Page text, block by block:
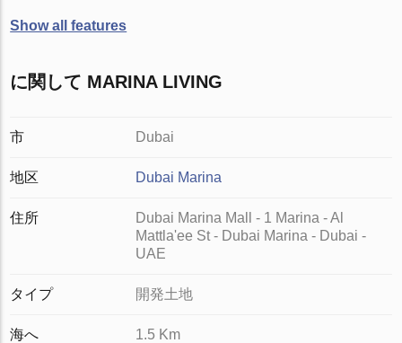
Show all features
に関して MARINA LIVING
市 Dubai
地区 Dubai Marina
住所
Dubai Marina Mall - 1 Marina - Al
Mattla'ee St - Dubai Marina - Dubai -
UAE
タイプ 開発土地
海へ 1.5 Km